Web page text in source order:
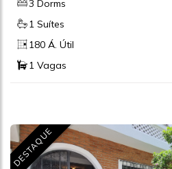
3 Dorms
1 Suítes
180 Á. Útil
1 Vagas
DESTAQUE